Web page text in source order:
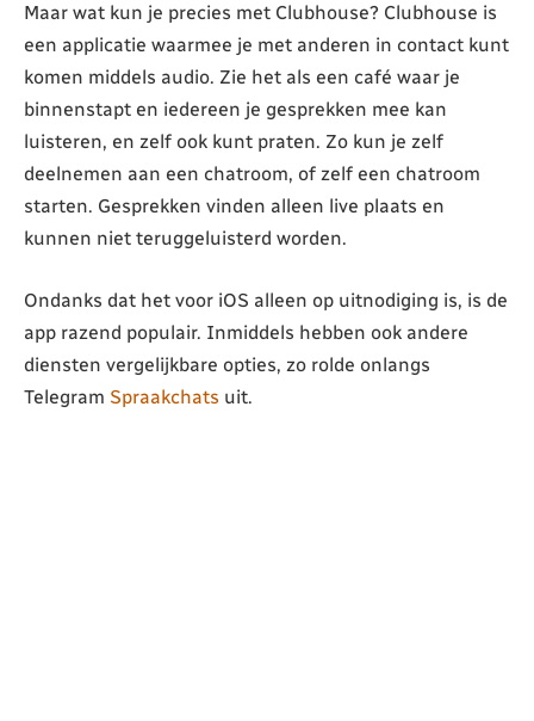
Maar wat kun je precies met Clubhouse? Clubhouse is
een applicatie waarmee je met anderen in contact kunt
komen middels audio. Zie het als een café waar je
binnenstapt en iedereen je gesprekken mee kan
luisteren, en zelf ook kunt praten. Zo kun je zelf
deelnemen aan een chatroom, of zelf een chatroom
starten. Gesprekken vinden alleen live plaats en
kunnen niet teruggeluisterd worden.
Ondanks dat het voor iOS alleen op uitnodiging is, is de
app razend populair. Inmiddels hebben ook andere
diensten vergelijkbare opties, zo rolde onlangs
Telegram Spraakchats uit.